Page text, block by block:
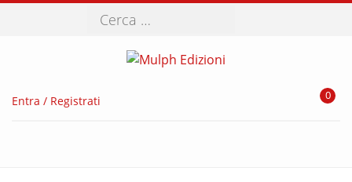
Entra / Registrati 0